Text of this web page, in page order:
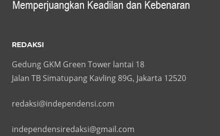
REDAKSI
Gedung GKM Green Tower lantai 18
Jalan TB Simatupang Kavling 89G, Jakarta 12520
redaksi@independensi.com
independensiredaksi@gmail.com